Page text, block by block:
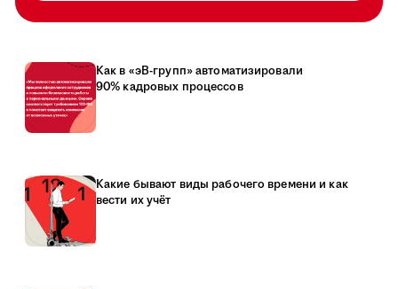
Как в «эВ-групп» автоматизировали
90% кадровых процессов
Какие бывают виды рабочего времени и как
вести их учёт